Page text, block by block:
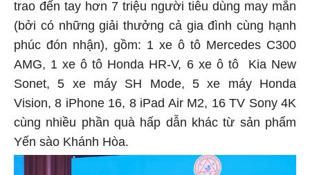
trao đến tay hơn 7 triệu người tiêu dùng may mắn
(bởi có những giải thưởng cả gia đình cùng hạnh
phúc đón nhận), gồm: 1 xe ô tô Mercedes C300
AMG, 1 xe ô tô Honda HR-V, 6 xe ô tô Kia New
Sonet, 5 xe máy SH Mode, 5 xe máy Honda
Vision, 8 iPhone 16, 8 iPad Air M2, 16 TV Sony 4K
cùng nhiều phần quà hấp dẫn khác từ sản phẩm
Yến sào Khánh Hòa.